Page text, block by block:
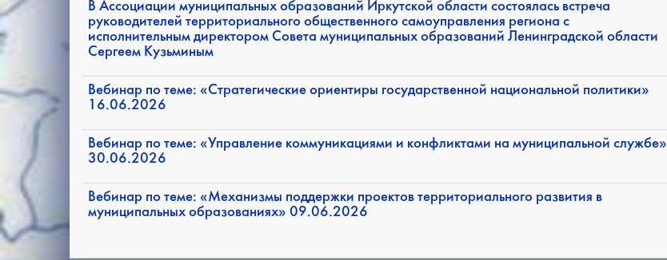
В Ассоциации муниципальных образований Иркутской области состоялась встреча
руководителей территориального общественного самоуправления региона с
исполнительным директором Совета муниципальных образований Ленинградской области
Сергеем Кузьминым
Вебинар по теме: «Стратегические ориентиры государственной национальной политики»
16.06.2026
Вебинар по теме: «Управление коммуникациями и конфликтами на муниципальной службе»
30.06.2026
Вебинар по теме: «Механизмы поддержки проектов территориального развития в
муниципальных образованиях» 09.06.2026